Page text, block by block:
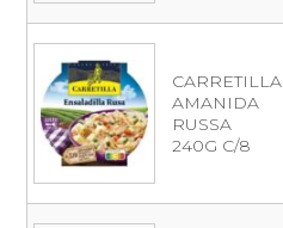
CARRETILLA
AMANIDA
RUSSA
240G C/8